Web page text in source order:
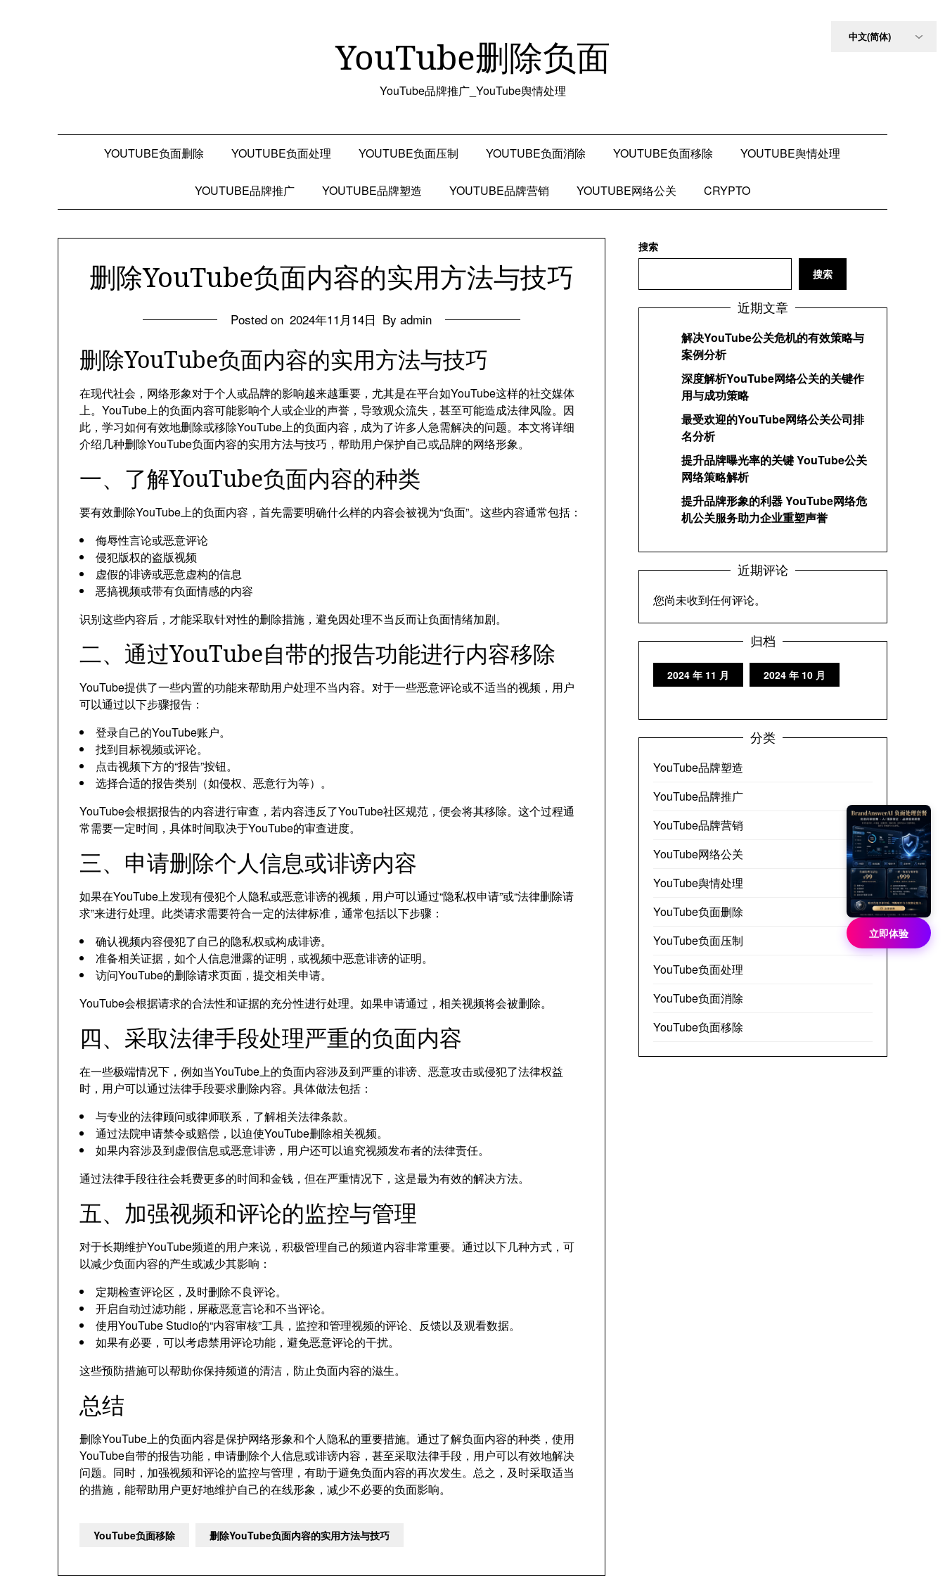
YouTube删除负面
YouTube品牌推广_YouTube舆情处理
YOUTUBE负面删除 YOUTUBE负面处理 YOUTUBE负面压制 YOUTUBE负面消除 YOUTUBE负面移除 YOUTUBE舆情处理
YOUTUBE品牌推广 YOUTUBE品牌塑造 YOUTUBE品牌营销 YOUTUBE网络公关 CRYPTO
删除YouTube负面内容的实用方法与技巧
Posted on 2024年11月14日 By admin
删除YouTube负面内容的实用方法与技巧
在现代社会，网络形象对于个人或品牌的影响越来越重要，尤其是在平台如YouTube这样的社交媒体
上。YouTube上的负面内容可能影响个人或企业的声誉，导致观众流失，甚至可能造成法律风险。因
此，学习如何有效地删除或移除YouTube上的负面内容，成为了许多人急需解决的问题。本文将详细
介绍几种删除YouTube负面内容的实用方法与技巧，帮助用户保护自己或品牌的网络形象。
一、了解YouTube负面内容的种类
要有效删除YouTube上的负面内容，首先需要明确什么样的内容会被视为“负面”。这些内容通常包括：
侮辱性言论或恶意评论
侵犯版权的盗版视频
虚假的诽谤或恶意虚构的信息
恶搞视频或带有负面情感的内容
识别这些内容后，才能采取针对性的删除措施，避免因处理不当反而让负面情绪加剧。
二、通过YouTube自带的报告功能进行内容移除
YouTube提供了一些内置的功能来帮助用户处理不当内容。对于一些恶意评论或不适当的视频，用户
可以通过以下步骤报告：
登录自己的YouTube账户。
找到目标视频或评论。
点击视频下方的“报告”按钮。
选择合适的报告类别（如侵权、恶意行为等）。
YouTube会根据报告的内容进行审查，若内容违反了YouTube社区规范，便会将其移除。这个过程通
常需要一定时间，具体时间取决于YouTube的审查进度。
三、申请删除个人信息或诽谤内容
如果在YouTube上发现有侵犯个人隐私或恶意诽谤的视频，用户可以通过“隐私权申请”或“法律删除请
求”来进行处理。此类请求需要符合一定的法律标准，通常包括以下步骤：
确认视频内容侵犯了自己的隐私权或构成诽谤。
准备相关证据，如个人信息泄露的证明，或视频中恶意诽谤的证明。
访问YouTube的删除请求页面，提交相关申请。
YouTube会根据请求的合法性和证据的充分性进行处理。如果申请通过，相关视频将会被删除。
四、采取法律手段处理严重的负面内容
在一些极端情况下，例如当YouTube上的负面内容涉及到严重的诽谤、恶意攻击或侵犯了法律权益
时，用户可以通过法律手段要求删除内容。具体做法包括：
与专业的法律顾问或律师联系，了解相关法律条款。
通过法院申请禁令或赔偿，以迫使YouTube删除相关视频。
如果内容涉及到虚假信息或恶意诽谤，用户还可以追究视频发布者的法律责任。
通过法律手段往往会耗费更多的时间和金钱，但在严重情况下，这是最为有效的解决方法。
五、加强视频和评论的监控与管理
对于长期维护YouTube频道的用户来说，积极管理自己的频道内容非常重要。通过以下几种方式，可
以减少负面内容的产生或减少其影响：
定期检查评论区，及时删除不良评论。
开启自动过滤功能，屏蔽恶意言论和不当评论。
使用YouTube Studio的“内容审核”工具，监控和管理视频的评论、反馈以及观看数据。
如果有必要，可以考虑禁用评论功能，避免恶意评论的干扰。
这些预防措施可以帮助你保持频道的清洁，防止负面内容的滋生。
总结
删除YouTube上的负面内容是保护网络形象和个人隐私的重要措施。通过了解负面内容的种类，使用
YouTube自带的报告功能，申请删除个人信息或诽谤内容，甚至采取法律手段，用户可以有效地解决
问题。同时，加强视频和评论的监控与管理，有助于避免负面内容的再次发生。总之，及时采取适当
的措施，能帮助用户更好地维护自己的在线形象，减少不必要的负面影响。
YouTube负面移除 删除YouTube负面内容的实用方法与技巧
搜索
搜索
近期文章
解决YouTube公关危机的有效策略与
案例分析
深度解析YouTube网络公关的关键作
用与成功策略
最受欢迎的YouTube网络公关公司排
名分析
提升品牌曝光率的关键 YouTube公关
网络策略解析
提升品牌形象的利器 YouTube网络危
机公关服务助力企业重塑声誉
近期评论
您尚未收到任何评论。
归档
2024 年 11 月 2024 年 10 月
分类
YouTube品牌塑造
YouTube品牌推广
YouTube品牌营销
YouTube网络公关
YouTube舆情处理
YouTube负面删除
YouTube负面压制
YouTube负面处理
YouTube负面消除
YouTube负面移除
立即体验